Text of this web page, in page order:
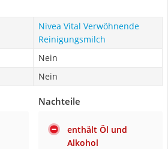
Nivea Vital Verwöhnende
Reinigungsmilch
Nein
Nein
Nachteile
enthält Öl und
Alkohol